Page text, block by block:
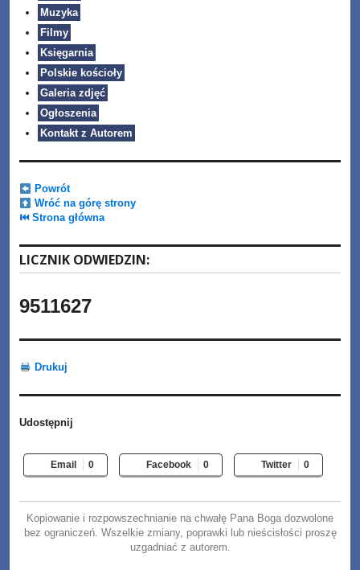
Muzyka
Filmy
Księgarnia
Polskie kościoły
Galeria zdjęć
Ogłoszenia
Kontakt z Autorem
Powrót
Wróć na górę strony
⏮ Strona główna
LICZNIK ODWIEDZIN:
9511627
Drukuj
Udostępnij
Email 0 Facebook 0 Twitter 0
Kopiowanie i rozpowszechnianie na chwałę Pana Boga dozwolone
bez ograniczeń. Wszelkie zmiany, poprawki lub nieścisłości proszę
uzgadniać z autorem.